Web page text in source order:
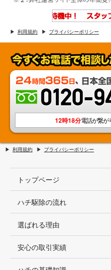
利用規約 プライバシーポリシー
12時18分電話が繋が
利用規約 プライバシーポリシー
トップページ
ハチ駆除の流れ
選ばれる理由
安心の取引実績